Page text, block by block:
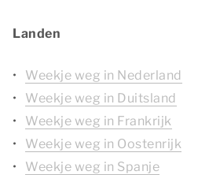
Landen
Weekje weg in Nederland
Weekje weg in Duitsland
Weekje weg in Frankrijk
Weekje weg in Oostenrijk
Weekje weg in Spanje